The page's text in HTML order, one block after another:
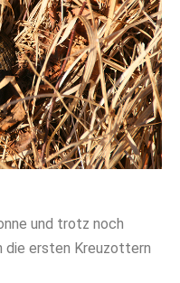
und trotz noch
die ersten Kreuzottern